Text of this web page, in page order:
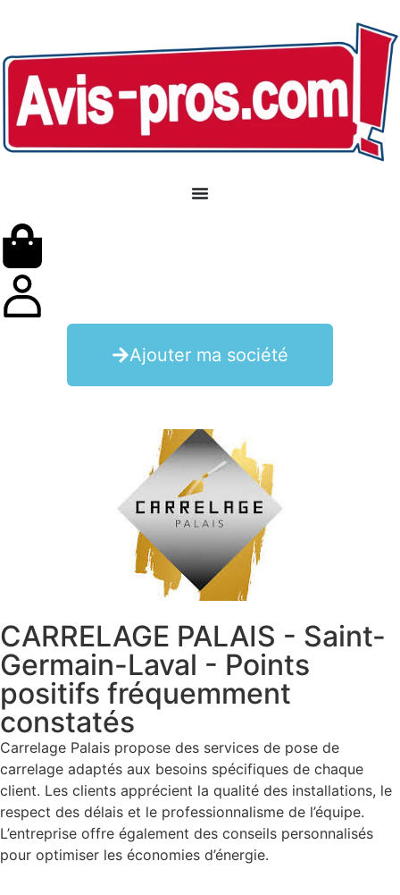
Ajouter ma société
CARRELAGE PALAIS - Saint-
Germain-Laval - Points
positifs fréquemment
constatés
Carrelage Palais propose des services de pose de
carrelage adaptés aux besoins spécifiques de chaque
client. Les clients apprécient la qualité des installations, le
respect des délais et le professionnalisme de l’équipe.
L’entreprise offre également des conseils personnalisés
pour optimiser les économies d’énergie.